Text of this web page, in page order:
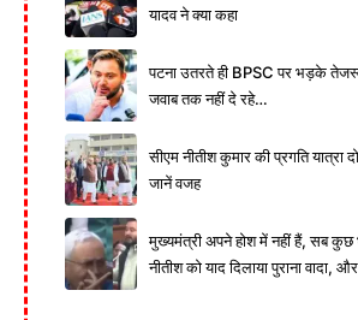
यादव ने क्या कहा
पटना उतरते ही BPSC पर भड़के
जवाब तक नहीं दे रहे…
सीएम नीतीश कुमार की प्रगति यात्रा
जानें वजह
मुख्यमंत्री अपने होश में नहीं हैं, सब कुछ
नीतीश को याद दिलाया पुराना वादा,